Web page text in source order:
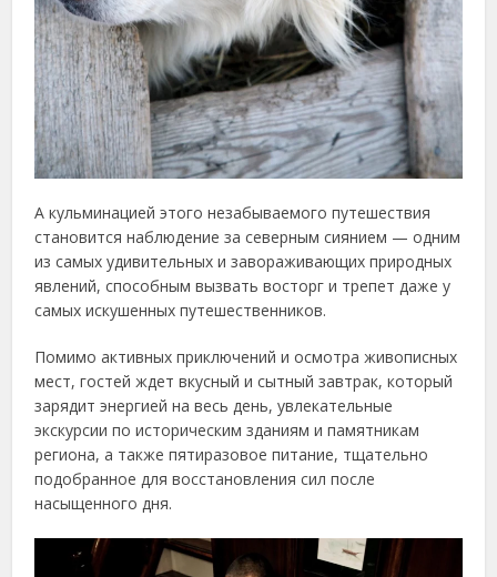
А кульминацией этого незабываемого путешествия
становится наблюдение за северным сиянием — одним
из самых удивительных и завораживающих природных
явлений, способным вызвать восторг и трепет даже у
самых искушенных путешественников.
Помимо активных приключений и осмотра живописных
мест, гостей ждет вкусный и сытный завтрак, который
зарядит энергией на весь день, увлекательные
экскурсии по историческим зданиям и памятникам
региона, а также пятиразовое питание, тщательно
подобранное для восстановления сил после
насыщенного дня.